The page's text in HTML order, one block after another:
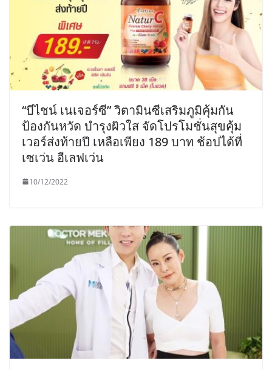
“บีไชน์ เนเจอร์ซี” วิตามินซีเสริมภูมิคุ้มกัน
ป้องกันหวัด บำรุงผิวใส จัดโปรโมชั่นสุขคุ้ม
เวอร์ส่งท้ายปี เหลือเพียง 189 บาท ช้อปได้ที่
เซเว่น อีเลฟเว่น
10/12/2022